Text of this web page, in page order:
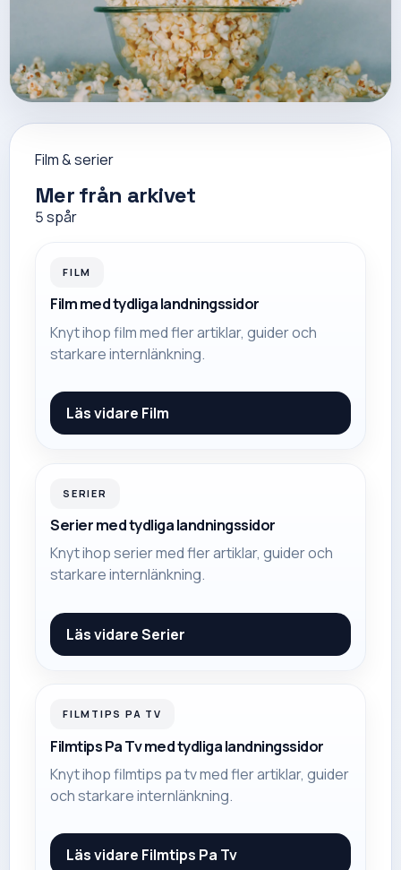
Film & serier
Mer från arkivet
5spår
FILM
Film med tydliga landningssidor
Knyt ihop film med fler artiklar, guider och
starkare internlänkning.
Läs vidare Film
SERIER
Serier med tydliga landningssidor
Knyt ihop serier med fler artiklar, guider och
starkare internlänkning.
Läs vidareSerier
FILMTIPS PA TV
Filmtips Pa Tv med tydliga landningssidor
Knyt ihop filmtips pa tv med fler artiklar, guider
och starkare internlänkning.
Läs vidare Filmtips Pa Tv